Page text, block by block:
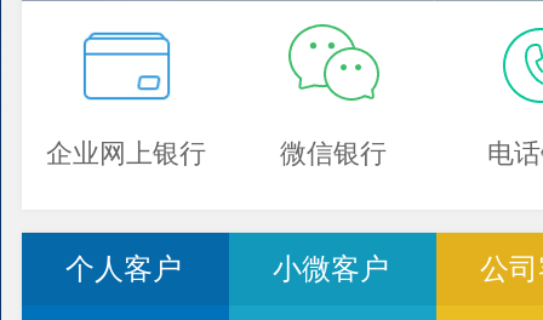
企业网上银行 微信银行 电
个人客户 小微客户 公